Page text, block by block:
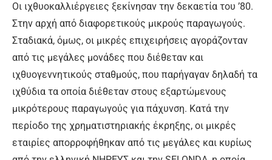
Οι ιχθυοκαλλιέργειες ξεκίνησαν την δεκαετία του ’80.
Στην αρχή από διαφορετικούς μικρούς παραγωγούς.
Σταδιακά, όμως, οι μικρές επιχειρήσεις αγοράζονταν
από τις μεγάλες μονάδες που διέθεταν και
ιχθυογεννητικούς σταθμούς, που παρήγαγαν δηλαδή τα
ιχθύδια τα οποία διέθεταν στους εξαρτώμενους
μικρότερους παραγωγούς για πάχυνση. Κατά την
περίοδο της χρηματιστηριακής έκρηξης, οι μικρές
εταιρίες απορροφήθηκαν από τις μεγάλες και κυρίως